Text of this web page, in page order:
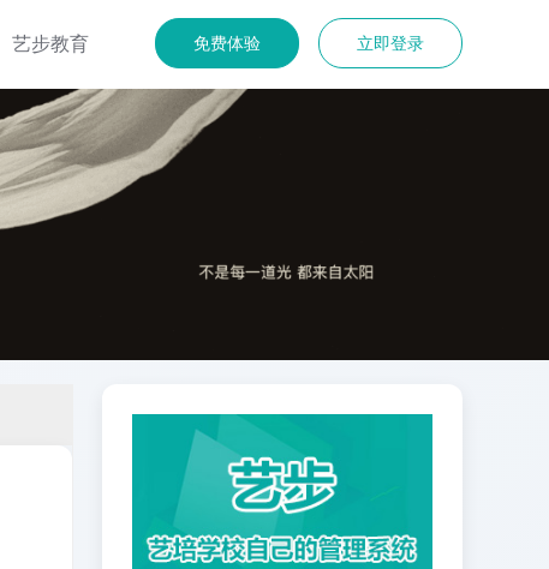
艺步教育 免费体验 立即登录